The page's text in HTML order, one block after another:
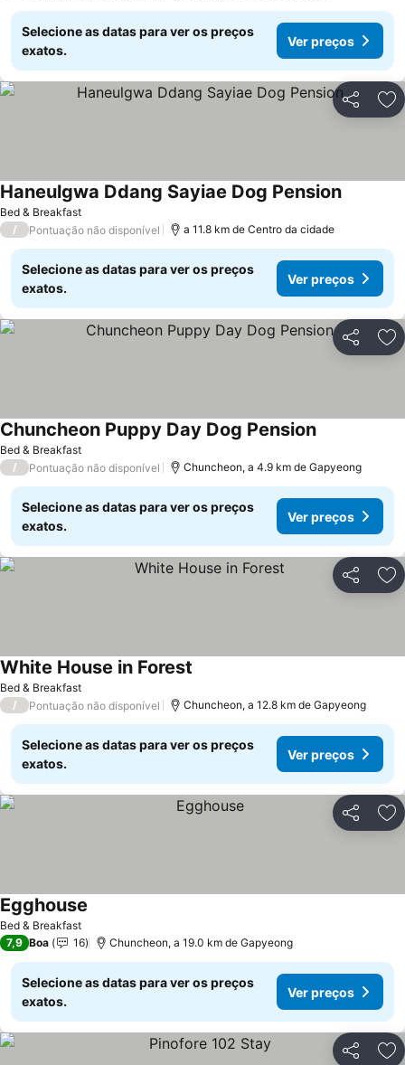
Selecione as datas para ver os preços
exatos.
Ver preços
Partilhar
Bed & Breakfast
Haneulgwa Ddang Sayiae Dog Pension
/ Pontuação não disponível a 11.8 km de Centro da cidade
Selecione as datas para ver os preços
exatos.
Ver preços
Partilhar
Bed & Breakfast
Chuncheon Puppy Day Dog Pension
/ Pontuação não disponível Chuncheon, a 4.9 km de Gapyeong
Selecione as datas para ver os preços
exatos.
Ver preços
Partilhar
Bed & Breakfast
White House in Forest
/ Pontuação não disponível Chuncheon, a 12.8 km de Gapyeong
Selecione as datas para ver os preços
exatos.
Ver preços
Partilhar
Bed & Breakfast
Egghouse
7,9 Boa 16 Chuncheon, a 19.0 km de Gapyeong
Selecione as datas para ver os preços
exatos.
Ver preços
Partilhar